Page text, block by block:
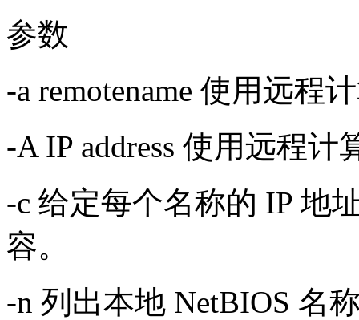
参数
-a remotename 使用远程
-A IP address 使用远程
-c 给定每个名称的 IP 地
容。
-n 列出本地 NetBIOS 名